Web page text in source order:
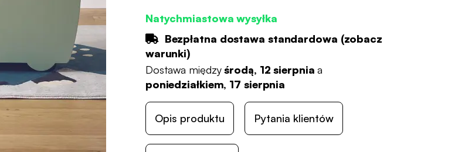
Natychmiastowa wysyłka
Bezpłatna dostawa standardowa (zobacz
warunki)
Dostawa międzyśrodą, 12 sierpnia a
poniedziałkiem, 17 sierpnia
Opis produktu Pytania klientów